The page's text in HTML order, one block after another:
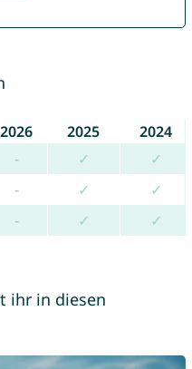
2026 2025
2024
- ✓
✓
- ✓
✓
- ✓ ✓
ihr in diesen